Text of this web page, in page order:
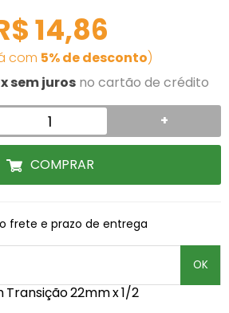
14,86
com 5% de desconto)
sem juros no cartão de crédito
+
COMPRAR
frete e prazo de entrega
OK
22mm x 1/2